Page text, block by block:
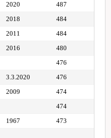
2020
487
2018
484
2011
484
2016
480
476
3.3.2020
476
2009
474
474
1967 473